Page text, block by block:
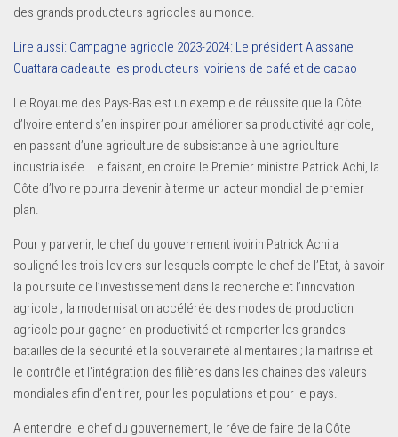
des grands producteurs agricoles au monde.
Lire aussi: Campagne agricole 2023-2024: Le président Alassane
Ouattara cadeaute les producteurs ivoiriens de café et de cacao
Le Royaume des Pays-Bas est un exemple de réussite que la Côte
d’Ivoire entend s’en inspirer pour améliorer sa productivité agricole,
en passant d’une agriculture de subsistance à une agriculture
industrialisée. Le faisant, en croire le Premier ministre Patrick Achi, la
Côte d’Ivoire pourra devenir à terme un acteur mondial de premier
plan.
Pour y parvenir, le chef du gouvernement ivoirin Patrick Achi a
souligné les trois leviers sur lesquels compte le chef de l’Etat, à savoir
la poursuite de l’investissement dans la recherche et l’innovation
agricole ; la modernisation accélérée des modes de production
agricole pour gagner en productivité et remporter les grandes
batailles de la sécurité et la souveraineté alimentaires ; la maitrise et
le contrôle et l’intégration des filières dans les chaines des valeurs
mondiales afin d’en tirer, pour les populations et pour le pays.
A entendre le chef du gouvernement, le rêve de faire de la Côte